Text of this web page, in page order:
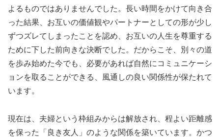
よるものではありませんでした。長い時間をかけて向き合
った結果、お互いの価値観やパートナーとしての形が少し
ずつズレてしまったことを認め、お互いの人生を尊重する
ために下した前向きな決断でした。だからこそ、別々の道
を歩み始めた今でも、必要があれば自然にコミュニケーシ
ョンを取ることができる、風通しの良い関係性が保たれて
います。
現在は、夫婦という枠組みからは解放され、程よい距離感
を保った「良き友人」のような関係を築いています。かつ